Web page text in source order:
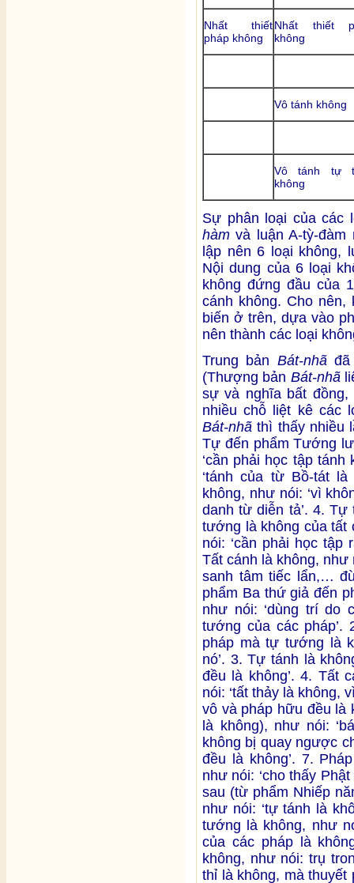
Nhất thiết
pháp không
Nhất thiết
không
Vô tánh không
Vô tánh tự
không
Sự phân loại của các
hàm và luận A-tỳ-
lập nên 6 loại không,
Nội dung của 6 loại
không đứng đầu của
cánh không. Cho
biến ở trên, dựa vào
nên thành các loại
Trung bản Bát-nhãđã
(Thượng bản Bát-nhã
sự và nghĩa bất
nhiều chỗ liệt kê các
Bát-nhã thì thấy nhiều
Tự đến phẩm Tướng
‘cần phải học tập
‘tánh của từ Bồ-tát
không, như nói: ‘vì
danh từ diễn tả’. 4.
tướng là không của tất
nói: ‘cần phải học tập
Tất cánh là không, như
sanh tâm tiếc lẩn,…
phẩm Ba thứ giả đến
như nói: ‘dùng trí do
tướng của các pháp’.
pháp mà tự tướng là
nó’. 3. Tự tánh là
đều là không’. 4. Tất
nói: ‘tất thảy là không,
vô và pháp hữu đều là
là không), như nói:
không bị quay ngược
đều là không’. 7.
như nói: ‘cho thấy
sau (từ phẩm Nhiếp
như nói: ‘tự tánh là
tướng là không, như
của các pháp là
không, như nói: trụ
thỉ là không, mà thuyết